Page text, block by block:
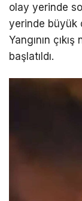
olay yerinde
yerinde büyük
Yangının
başlatıldı.